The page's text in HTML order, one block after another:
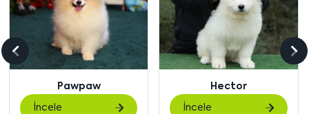
Pawpaw
İncele
Hector
İncele
Önceki
göster